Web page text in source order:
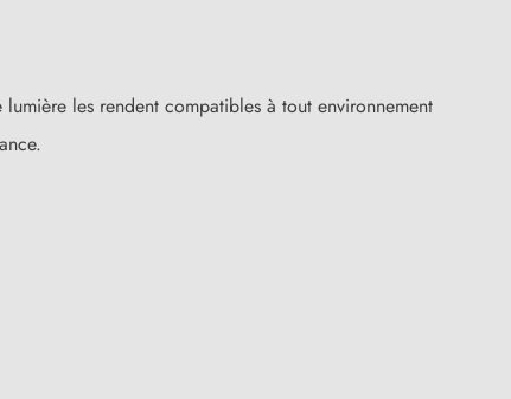
les rendent compatibles à tout environnement